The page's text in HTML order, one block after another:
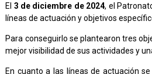
El 3 de diciembre de 2024, el
líneas de actuación y objetivos
Para conseguirlo se plantearon tres
mejor visibilidad de sus actividades y
En cuanto a las líneas de actuación